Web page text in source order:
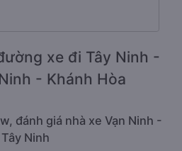
xe đi Tây Ninh -
- Khánh Hòa
đánh giá nhà xe Vạn Ninh -
Ninh